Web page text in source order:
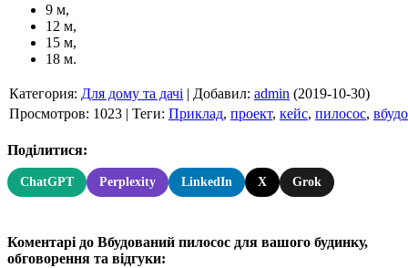
9 м,
12 м,
15 м,
18 м.
Категория: Для дому та дачі | Добавил: admin (2019-10-30)
Просмотров: 1023 | Теги: Приклад, проект, кейс, пилосос,
Поділитися:
ChatGPT Perplexity LinkedIn X Grok
Коментарі до Вбудований пилосос для вашого будинку,
обговорення та відгуки: